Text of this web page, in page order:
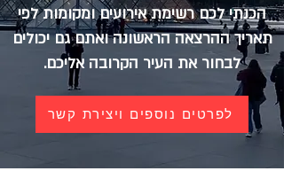
הכנתי לכם רשימת אירועים ומקומות לפי
תאריך ההרצאה הראשונה ואתם גם יכולים
לבחור את העיר הקרובה אליכם.
לפרטים נוספים ויצירת קשר